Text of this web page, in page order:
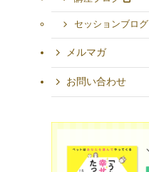
セッションブログ
メルマガ
お問い合わせ